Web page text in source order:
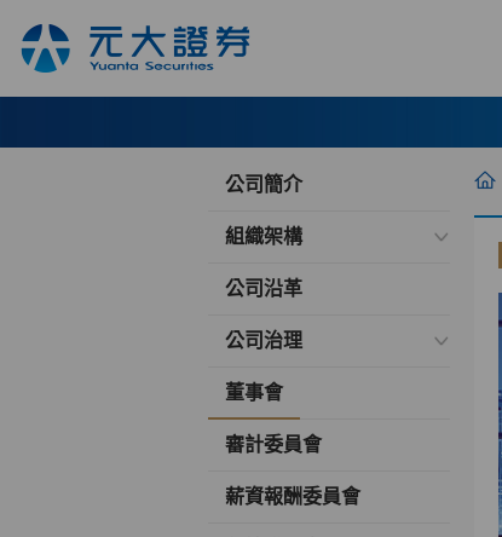
公司簡介
組織架構
公司沿革
公司治理
董事會
審計委員會
薪資報酬委員會